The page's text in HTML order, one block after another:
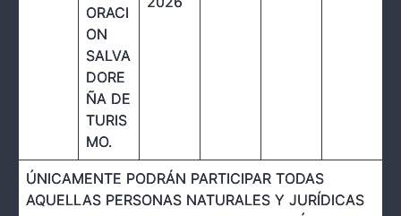
ORACI
ON
SALVA
DORE
ÑA DE
TURIS
MO.
ÚNICAMENTE PODRÁN PARTICIPAR TODAS
AQUELLAS PERSONAS NATURALES Y JURÍDICAS